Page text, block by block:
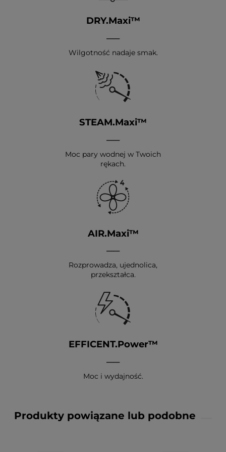
DRY.Maxi™
Wilgotność nadaje smak.
STEAM.Maxi™
Moc pary wodnej w Twoich
rękach.
AIR.Maxi™
Rozprowadza, ujednolica,
przekształca.
EFFICENT.Power™
Moc i wydajność.
Produkty powiązane lub podobne